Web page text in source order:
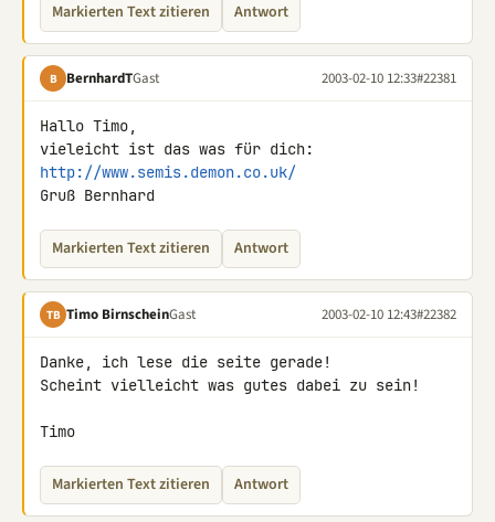
Markierten Text zitieren Antwort
B BernhardTGast 2003-02-10 12:33#22381
Hallo Timo,
http://www.semis.demon.co.uk/
Gruß Bernhard
Markierten Text zitieren Antwort
TB Timo BirnscheinGast 2003-02-10 12:43#22382
Danke, ich lese die seite gerade!
Scheint vielleicht was gutes dabei zu sein!
Timo
Markierten Text zitieren Antwort